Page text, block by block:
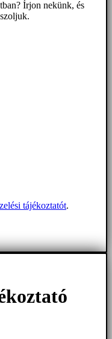
Írjon nekünk, és
tájékoztatót.